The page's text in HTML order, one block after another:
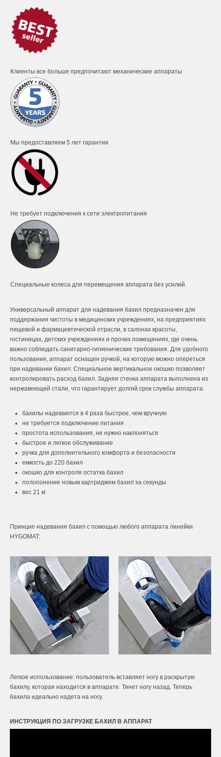
Клиенты все больше предпочитают механические аппараты
Мы предоставляем 5 лет гарантии
Не требует подключения к сети электропитания
Специальные колеса для перемещения аппарата без усилий
Универсальный аппарат для надевания бахил предназначен для
поддержания чистоты в медицинских учреждениях, на предприятиях
пищевой и фармацевтической отрасли, в салонах красоты,
гостиницах, детских учреждениях и прочих помещениях, где очень
важно соблюдать санитарно-гигиенические требования. Для удобного
пользования, аппарат оснащен ручкой, на которую можно опереться
при надевании бахил. Специальное вертикальное окошко позволяет
контролировать расход бахил. Задняя стенка аппарата выполнена из
нержавеющей стали, что гарантирует долгий срок службы аппарата.
бахилы надеваются в 4 раза быстрее, чем вручную
не требуется подключение питания
простота использования, не нужно наклоняться
быстрое и легкое обслуживание
ручка для дополнительного комфорта и безопасности
емкость до 220 бахил
окошко для контроля остатка бахил
полопонение новым картриджем бахил за секунды
вес 21 кг
Принцип надевания бахил с помощью любого аппарата линейки
HYGOMAT:
Легкое использование: пользователь вставляет ногу в раскрытую
бахилу, которая находится в аппарате. Тянет ногу назад. Теперь
бахила идеально надета на ногу.
ИНСТРУКЦИЯ ПО ЗАГРУЗКЕ БАХИЛ В АППАРАТ